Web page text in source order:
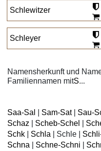
Schlewitzer
Schleyer
Namensherkunft und
Familiennamen mitS...
Saa-Sal Sam-Sat| Sau-
Schaz
Scheb-Schel
Schk
Schla Schle
Schna
Schne-Schni